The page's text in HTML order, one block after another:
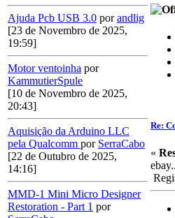
Ajuda Pcb USB 3.0 porandlig
[23 de Novembro de 2025,
19:59]
Motor ventoinha por
KammutierSpule
[10 de Novembro de 2025,
20:43]
Aquisição da Arduino LLC
pela Qualcomm por SerraCabo
[22 de Outubro de 2025,
14:16]
MMD-1 Mini Micro Designer
Restoration - Part 1 por
Re:
«